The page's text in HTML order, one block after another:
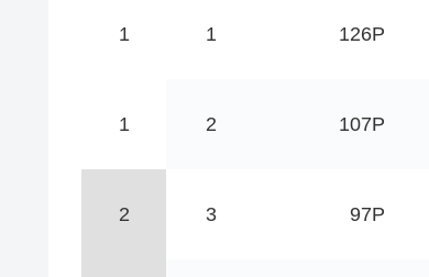
1 1 126P
1 2 107P
2 3 97P